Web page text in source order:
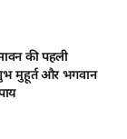
की पहली
मुहूर्त और भगवान